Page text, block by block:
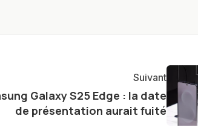
l'exploration constante des frontières
lecteurs un aperçu captivant de ce que
Suivant
Galaxy S25 Edge : la date
de présentation aurait fuité